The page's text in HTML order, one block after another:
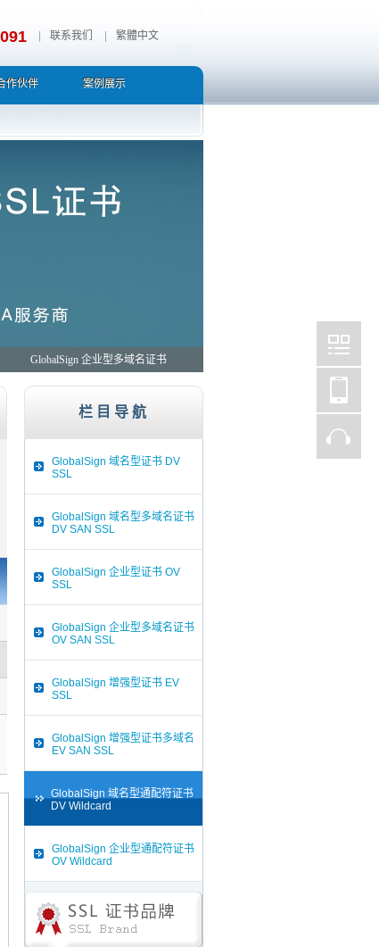
联系我们 繁體中文
作伙伴 案例展示
GlobalSign 企业型多域名证书
栏目导航
GlobalSign 域名型证书 DV
SSL
GlobalSign 域名型多域名证书
DV SAN SSL
GlobalSign 企业型证书 OV
SSL
GlobalSign 企业型多域名证书
OV SAN SSL
GlobalSign 增强型证书 EV
SSL
GlobalSign 增强型证书多域名
EV SAN SSL
GlobalSign 域名型通配符证书
DV Wildcard
GlobalSign 企业型通配符证书
OV Wildcard